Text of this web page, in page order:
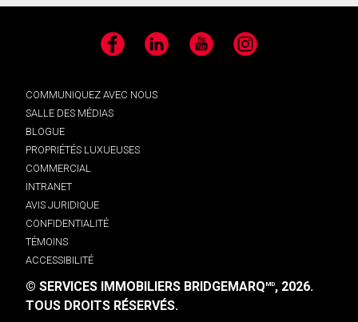
Facebook LinkedIn YouTube Instagram
COMMUNIQUEZ AVEC NOUS
SALLE DES MÉDIAS
BLOGUE
PROPRIÉTÉS LUXUEUSES
COMMERCIAL
INTRANET
AVIS JURIDIQUE
CONFIDENTIALITÉ
TÉMOINS
ACCESSIBILITÉ
© SERVICES IMMOBILIERS BRIDGEMARQMD, 2026.
TOUS DROITS RÉSERVÉS.